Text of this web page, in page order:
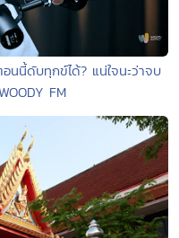
นนี้ดับทุกข์ได้? แน่ใจนะว่าจบ
FM